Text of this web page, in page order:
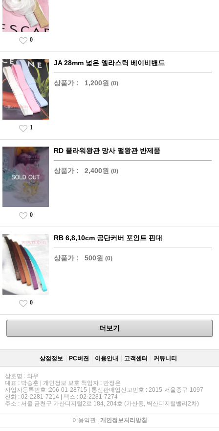
0
JA 28mm 넓은 엘라스틱 베이비밴드
상품가 : 1,200원 (0)
1
RD 플라워왕관 망사 펄왕관 반제품
상품가 : 2,400원 (0)
0
RB 6,8,10cm 공단커버 포인트 핀대
상품가 : 500원 (0)
0
더보기
상점정보 PC버젼 이용안내 고객센터 커뮤니티
상호명 : 와우
대표 : 박승훈 | 개인정보 보호 책임자 : 반정은
사업자등록번호 :206-01-28715 | 통신판매업신고번호 : 2015-서울중구-1097
전화 : 02-2281-7214 | 팩스 : 02-2281-7274
주소 : 서울 금천구 가산디지털2로 184, 204호 (가산동, 벽산디지털밸리2차)
이용약관| 개인정보처리방침